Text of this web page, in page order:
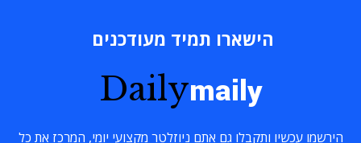
הישארו תמיד מעודכנים
Dailymaily
הירשמו עכשיו ותקבלו גם אתם ניוזלטר מקצועי יומי, המרכז את כל